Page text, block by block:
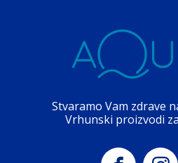
Stvaramo Vam zdrave
Vrhunski proizvodi